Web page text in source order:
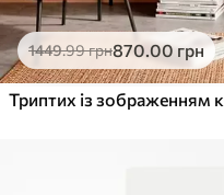
1449.99грн870.00грн